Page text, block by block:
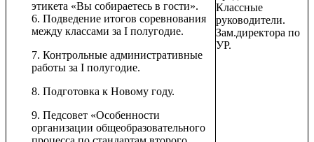
этикета «Вы собираетесь в гости».
6. Подведение итогов соревнования
между классами за I полугодие.
7. Контрольные административные
работы за I полугодие.
8. Подготовка к Новому году.
9. Педсовет «Особенности
организации общеобразовательного
Классные
руководители.
Зам.директора по
УР.